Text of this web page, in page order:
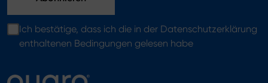
Ich bestätige, dass ich die in der Datenschutzerklärung
enthaltenen Bedingungen gelesen habe